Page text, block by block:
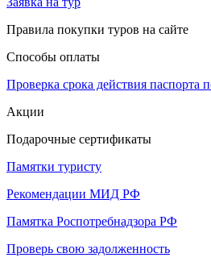
Правила покупки туров на сайте
Способы оплаты
Проверка срока действия паспорта
Акции
Подарочные сертификаты
Памятки туристу
Рекомендации МИД РФ
Памятка Роспотребнадзора РФ
Проверь свою задолженность